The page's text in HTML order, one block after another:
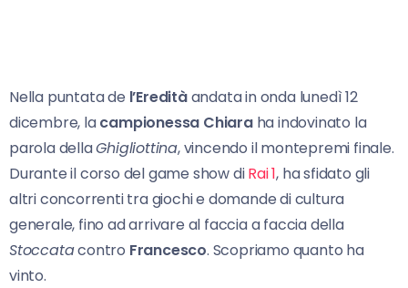
Nella puntata de l’Ereditàandata in onda lunedì 12
dicembre, lacampionessa Chiaraha indovinato la
parola dellaGhigliottina, vincendo il montepremi finale.
Durante il corso del game show diRai 1, ha sfidato gli
altri concorrenti tra giochi e domande di cultura
generale, fino ad arrivare al faccia a faccia della
Stoccatacontro Francesco. Scopriamo quanto ha
vinto.